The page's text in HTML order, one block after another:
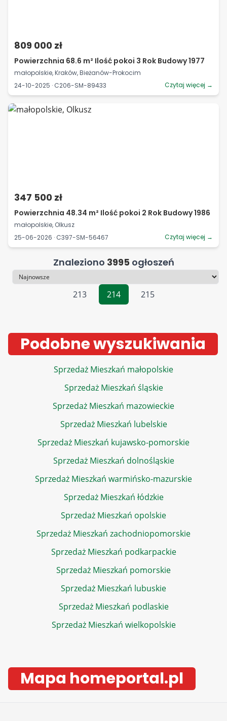
809 000 zł
Powierzchnia 68.6 m² Ilość pokoi 3 Rok Budowy 1977
małopolskie, Kraków, Bieżanów-Prokocim
24-10-2025 · C206-SM-89433
Czytaj więcej →
347 500 zł
Powierzchnia 48.34 m² Ilość pokoi 2 Rok Budowy 1986
małopolskie, Olkusz
25-06-2026 · C397-SM-56467
Czytaj więcej →
Znaleziono 3995 ogłoszeń
Sortowanie
213
214 215
Podobne wyszukiwania
Sprzedaż Mieszkań małopolskie
Sprzedaż Mieszkań śląskie
Sprzedaż Mieszkań mazowieckie
Sprzedaż Mieszkań lubelskie
Sprzedaż Mieszkań kujawsko-pomorskie
Sprzedaż Mieszkań dolnośląskie
Sprzedaż Mieszkań warmińsko-mazurskie
Sprzedaż Mieszkań łódzkie
Sprzedaż Mieszkań opolskie
Sprzedaż Mieszkań zachodniopomorskie
Sprzedaż Mieszkań podkarpackie
Sprzedaż Mieszkań pomorskie
Sprzedaż Mieszkań lubuskie
Sprzedaż Mieszkań podlaskie
Sprzedaż Mieszkań wielkopolskie
Mapa homeportal.pl